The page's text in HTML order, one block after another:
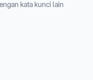
kata kunci lain